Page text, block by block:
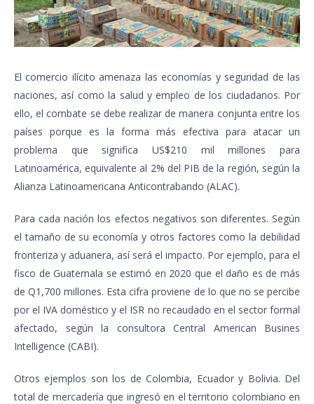
El comercio ilícito amenaza las economías y seguridad de las
naciones, así como la salud y empleo de los ciudadanos. Por
ello, el combate se debe realizar de manera conjunta entre los
países porque es la forma más efectiva para atacar un
problema que significa US$210 mil millones para
Latinoamérica, equivalente al 2% del PIB de la región, según la
Alianza Latinoamericana Anticontrabando (ALAC).
Para cada nación los efectos negativos son diferentes. Según
el tamaño de su economía y otros factores como la debilidad
fronteriza y aduanera, así será el impacto. Por ejemplo, para el
fisco de Guatemala se estimó en 2020 que el daño es de más
de Q1,700 millones. Esta cifra proviene de lo que no se percibe
por el IVA doméstico y el ISR no recaudado en el sector formal
afectado, según la consultora Central American Busines
Intelligence (CABI).
Otros ejemplos son los de Colombia, Ecuador y Bolivia. Del
total de mercadería que ingresó en el territorio colombiano en